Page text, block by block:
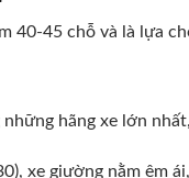
40-45 chỗ và là lựa
hãng xe lớn
xe giường nằm êm